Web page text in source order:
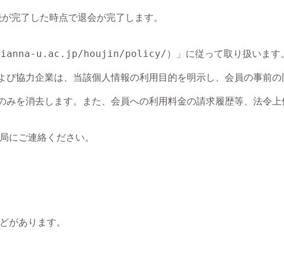
完了した時点で退会が完了します。
u.ac.jp/houjin/policy/）」に従って取り扱います
協力企業は、当該個人情報の利用目的を明示し、会員の事前
を消去します。また、会員への利用料金の請求履歴等、法
にご連絡ください。
があります。